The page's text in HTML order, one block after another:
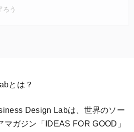
ろう
とは？
Design Labは、世界のソー
ガジン「IDEAS FOR GOOD」